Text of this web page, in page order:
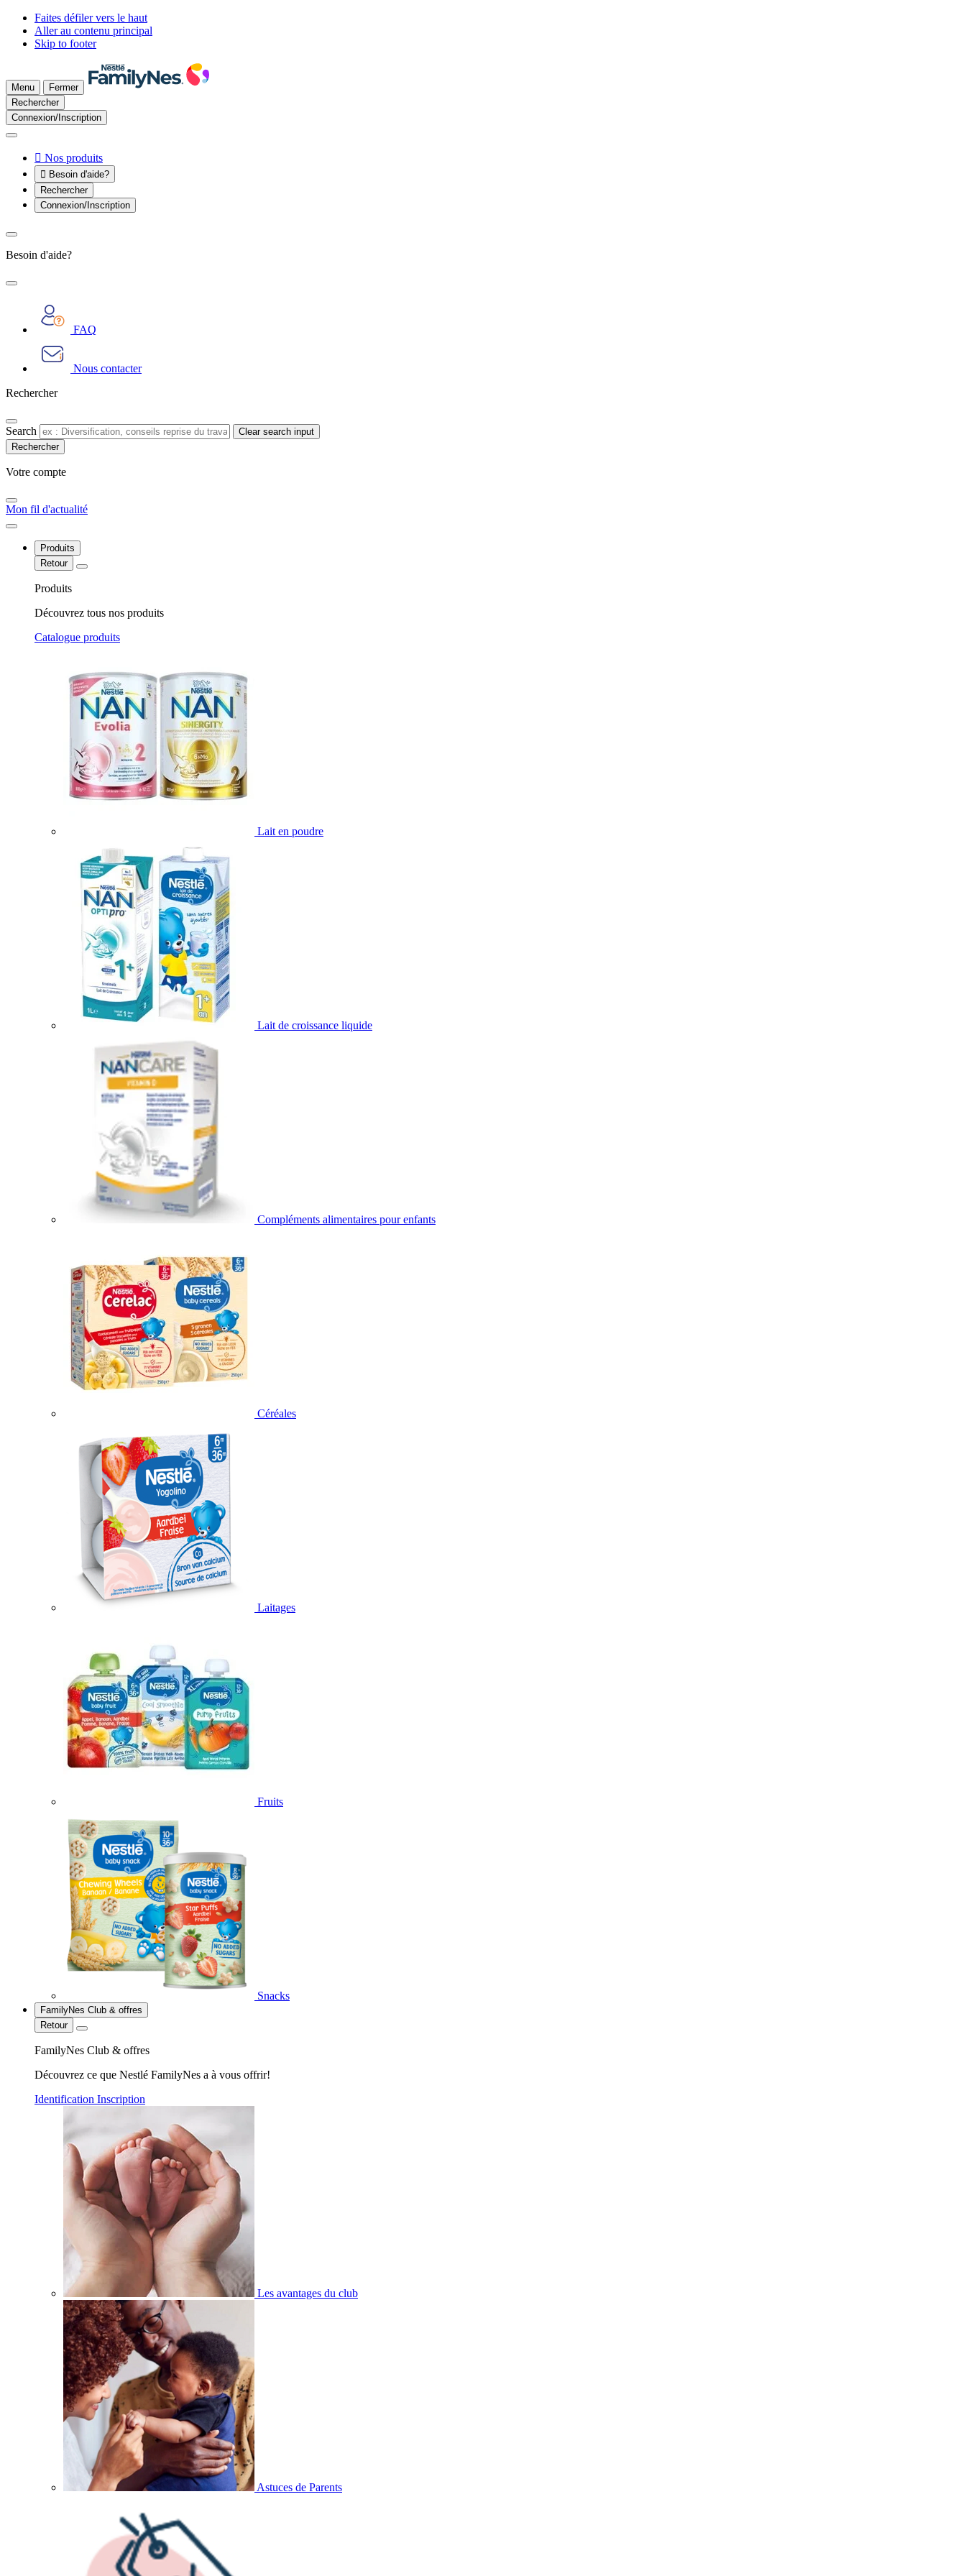
Faites défiler vers le haut
Aller au contenu principal
Skip to footer
Menu
Fermer
Rechercher
Connexion/Inscription
 Nos produits
 Besoin d'aide?
Rechercher
Connexion/Inscription
Besoin d'aide?
FAQ
Nous contacter
Rechercher
Search Clear search input
Votre compte​
Mon fil d'actualité
Produits
Retour
Produits
Découvrez tous nos produits
Catalogue produits
Lait en poudre
Lait de croissance liquide
Compléments alimentaires pour enfants
Céréales
Laitages
Fruits
Snacks
FamilyNes Club & offres
Retour
FamilyNes Club & offres
Découvrez ce que Nestlé FamilyNes a à vous offrir!
Identification Inscription
Les avantages du club
Astuces de Parents